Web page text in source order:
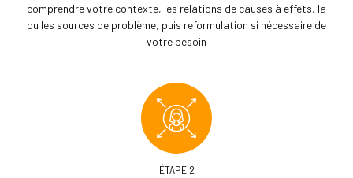
comprendre votre contexte, les relations de causes à effets, la
ou les sources de problème, puis reformulation si nécessaire de
votre besoin
ÉTAPE 2